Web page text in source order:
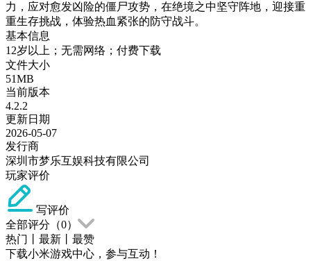
力，应对愈发凶险的僵尸攻势，在绝境之中坚守阵地，迎接重
重生存挑战，体验热血紧张的防守战斗。
基本信息
12岁以上；无需网络；付费下载
文件大小
51MB
当前版本
4.2.2
更新日期
2026-05-07
发行商
深圳市梦乐互娱科技有限公司
玩家评价
写评价
全部评分（0）
热门
最新
最赞
下载小米游戏中心，参与互动！